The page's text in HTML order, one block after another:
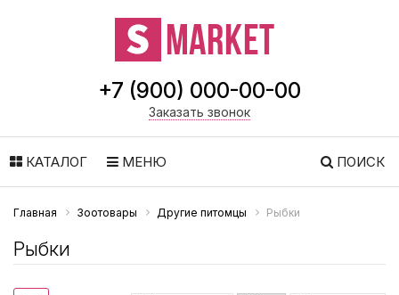
+7 (900) 000-00-00
Заказать звонок
КАТАЛОГ МЕНЮ ПОИСК
Главная Зоотовары Другие питомцы Рыбки
Рыбки